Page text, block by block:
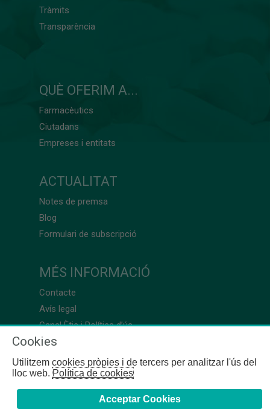
Tràmits
Transparència
QUÈ OFERIM A...
Farmacèutics
Ciutadans
Empreses i entitats
ACTUALITAT
Notes de premsa
Blog
Formulari de subscripció
MÉS INFORMACIÓ
Contacte
Avís legal
Canal Ètic i Política d’ús
Cookies
Utilitzem cookies pròpies i de tercers per analitzar l'ús del
lloc web.Política de cookies
Acceptar Cookies